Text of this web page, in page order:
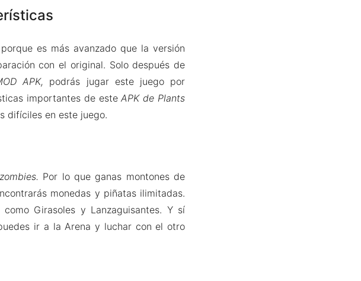
es más avanzado que la versión
con el original. Solo después de
APK, podrás jugar este juego por
importantes de esteAPK de Plants
difíciles en este juego.
zombies. Por lo que ganas montones de
monedas y piñatas ilimitadas.
Girasoles y Lanzaguisantes. Y sí
ir a la Arena y luchar con el otro